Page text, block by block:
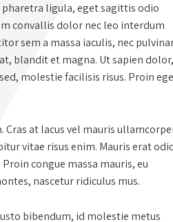
pharetra ligula, eget sagittis odio
convallis dolor nec leo interdum
sem a massa iaculis, nec
blandit et magna. Ut sapien dolor,
molestie facilisis risus. Proin
at lacus vel mauris
vitae risus enim. Mauris erat
congue massa mauris, eu
nascetur ridiculus mus.
bibendum, id molestie metus